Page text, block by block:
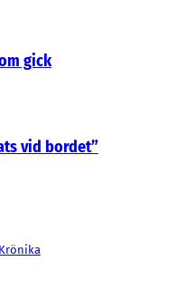
gick
vid bordet”
Krönika